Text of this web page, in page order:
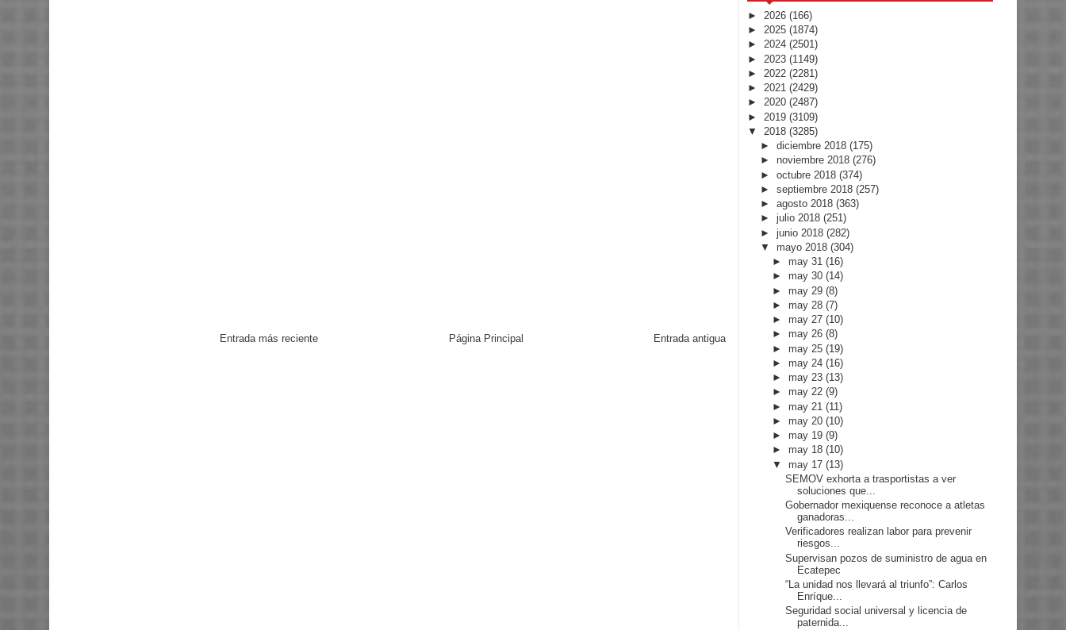
Entrada más reciente Entrada antigua
Página Principal
► 2026 (166)
► 2025 (1874)
► 2024 (2501)
► 2023 (1149)
► 2022 (2281)
► 2021 (2429)
► 2020 (2487)
► 2019 (3109)
▼ 2018 (3285)
► diciembre 2018 (175)
► noviembre 2018 (276)
► octubre 2018 (374)
► septiembre 2018 (257)
► agosto 2018 (363)
► julio 2018 (251)
► junio 2018 (282)
▼ mayo 2018 (304)
► may 31(16)
► may 30(14)
► may 29(8)
► may 28(7)
► may 27(10)
► may 26(8)
► may 25(19)
► may 24(16)
► may 23(13)
► may 22(9)
► may 21(11)
► may 20(10)
► may 19(9)
► may 18(10)
▼ may 17(13)
SEMOV exhorta a trasportistas a ver
soluciones que...
Gobernador mexiquense reconoce a atletas
ganadoras...
Verificadores realizan labor para prevenir
riesgos...
Supervisan pozos de suministro de agua en
Ecatepec
“La unidad nos llevará al triunfo”: Carlos
Enríque...
Seguridad social universal y licencia de
paternida...